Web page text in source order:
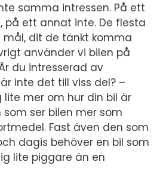
samma intressen. På ett
ett annat inte. De flesta
mål, dit de tänkt komma
använder vi bilen på
du intresserad av
inte det till viss del? –
lite mer om hur din bil är
ser bilen mer som
Fast även den som
dagis behöver en bil som
lite piggare än en